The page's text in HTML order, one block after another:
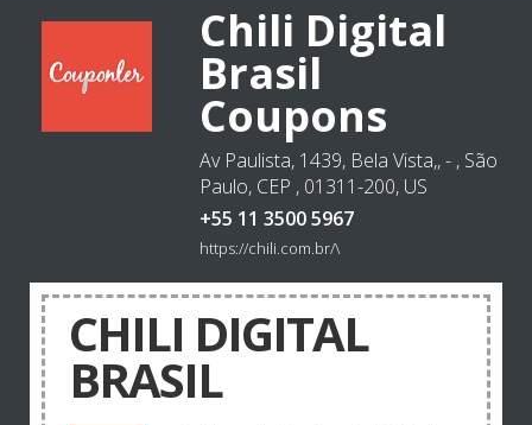
Chili Digital
Brasil
Coupons
Av Paulista, 1439, Bela Vista,, - , São
Paulo, CEP , 01311-200, US
+55 11 3500 5967
https://chili.com.br/\
CHILI DIGITAL
BRASIL